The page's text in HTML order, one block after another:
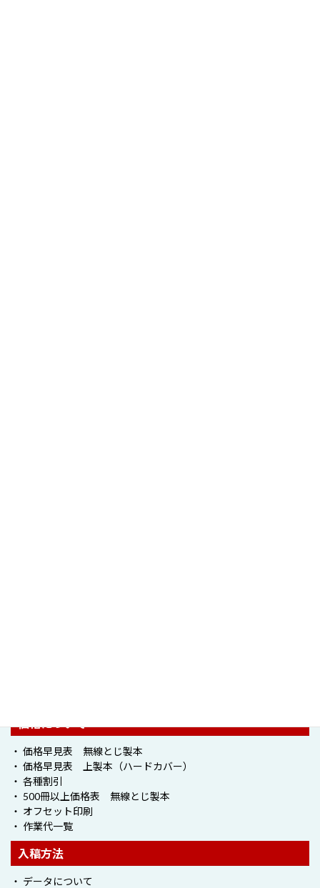
価格について
・ 価格早見表 無線とじ製本
・ 価格早見表 上製本（ハードカバー）
・ 各種割引
・ 500冊以上価格表 無線とじ製本
・ オフセット印刷
・ 作業代一覧
入稿方法
・ データについて